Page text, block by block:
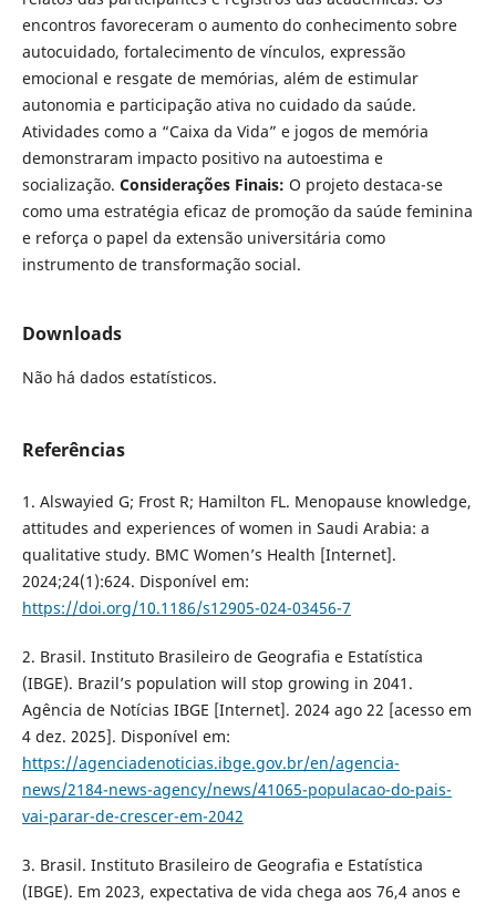
encontros favoreceram o aumento do conhecimento sobre
autocuidado, fortalecimento de vínculos, expressão
emocional e resgate de memórias, além de estimular
autonomia e participação ativa no cuidado da saúde.
Atividades como a “Caixa da Vida” e jogos de memória
demonstraram impacto positivo na autoestima e
socialização. Considerações Finais: O projeto destaca-se
como uma estratégia eficaz de promoção da saúde feminina
e reforça o papel da extensão universitária como
instrumento de transformação social.
Downloads
Não há dados estatísticos.
Referências
1. Alswayied G; Frost R; Hamilton FL. Menopause knowledge,
attitudes and experiences of women in Saudi Arabia: a
qualitative study. BMC Women’s Health [Internet].
2024;24(1):624. Disponível em:
https://doi.org/10.1186/s12905-024-03456-7
2. Brasil. Instituto Brasileiro de Geografia e Estatística
(IBGE). Brazil’s population will stop growing in 2041.
Agência de Notícias IBGE [Internet]. 2024 ago 22 [acesso em
4 dez. 2025]. Disponível em:
https://agenciadenoticias.ibge.gov.br/en/agencia-
news/2184-news-agency/news/41065-populacao-do-pais-
vai-parar-de-crescer-em-2042
3. Brasil. Instituto Brasileiro de Geografia e Estatística
(IBGE). Em 2023, expectativa de vida chega aos 76,4 anos e